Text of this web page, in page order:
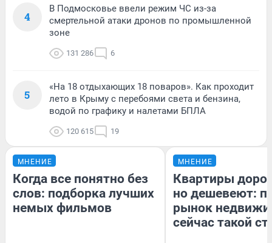
4
В Подмосковье ввели режим ЧС из-за
смертельной атаки дронов по промышленной
зоне
131 286 6
5
«На 18 отдыхающих 18 поваров». Как проходит
лето в Крыму с перебоями света и бензина,
водой по графику и налетами БПЛА
120 615 19
МНЕНИЕ
Когда все понятно без
слов: подборка лучших
немых фильмов
МНЕНИЕ
Квартиры
но дешевеют:
рынок
сейчас такой